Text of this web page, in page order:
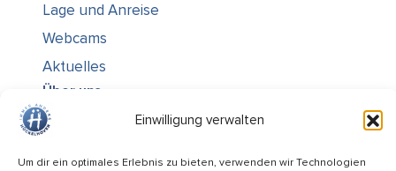
Einwilligung verwalten
Um dir ein optimales Erlebnis zu bieten, verwenden wir Technologien
Lage und Anreise
Webcams
Aktuelles
Über uns
Kontakt / Öffnungszeiten
Alle Ämter